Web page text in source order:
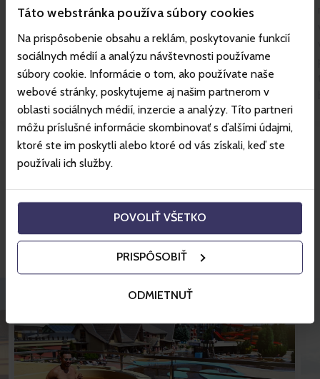
Táto webstránka používa súbory cookies
Na prispôsobenie obsahu a reklám, poskytovanie funkcií
sociálnych médií a analýzu návštevnosti používame
súbory cookie. Informácie o tom, ako používate naše
webové stránky, poskytujeme aj našim partnerom v
oblasti sociálnych médií, inzercie a analýzy. Títo partneri
môžu príslušné informácie skombinovať s ďalšími údajmi,
ktoré ste im poskytli alebo ktoré od vás získali, keď ste
používali ich služby.
POVOLIŤ VŠETKO
PRISPÔSOBIŤ
ODMIETNUŤ
ochlazovací zóny, vířivky a pravidelné saunové
rituály s profesionálním saunamistrem.
Skvělé ceny hotelů s
Gopassem.